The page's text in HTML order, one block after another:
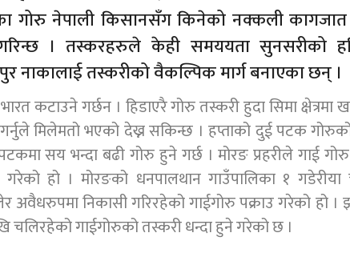
गोरु नेपाली किसानसँग किनेको नक्कली
। तस्करहरुले केही समययता सुनसरीको
नाकालाई तस्करीको वैकल्पिक मार्ग बनाएका छन् ।
कटाउने गर्छन । हिडाएरै गोरु तस्करी हुदा सिमा क्षेत्रमा
मिलेमतो भएको देख्न सकिन्छ । हप्ताको दुई पटक
सय भन्दा बढी गोरु हुने गर्छ । मोरङ प्रहरीले गाई गोरु
हो । मोरङको धनपालथान गाउँपालिका १ गडेरीया
अवैधरुपमा निकासी गरिरहेको गाईगोरु पक्राउ गरेको हो ।
चलिरहेको गाईगोरुको तस्करी धन्दा हुने गरेको छ ।